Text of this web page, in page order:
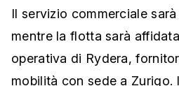
Il servizio commerciale
mentre la flotta sarà
operativa di Rydera,
mobilità con sede a Zurigo.